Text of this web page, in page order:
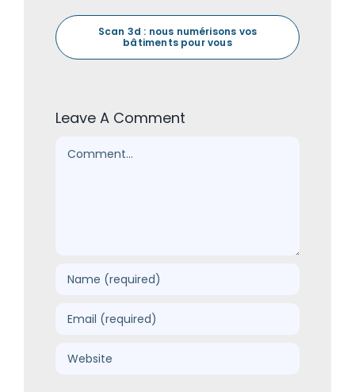
Scan 3d : nous numérisons vos
bâtiments pour vous
Leave A Comment
Comment